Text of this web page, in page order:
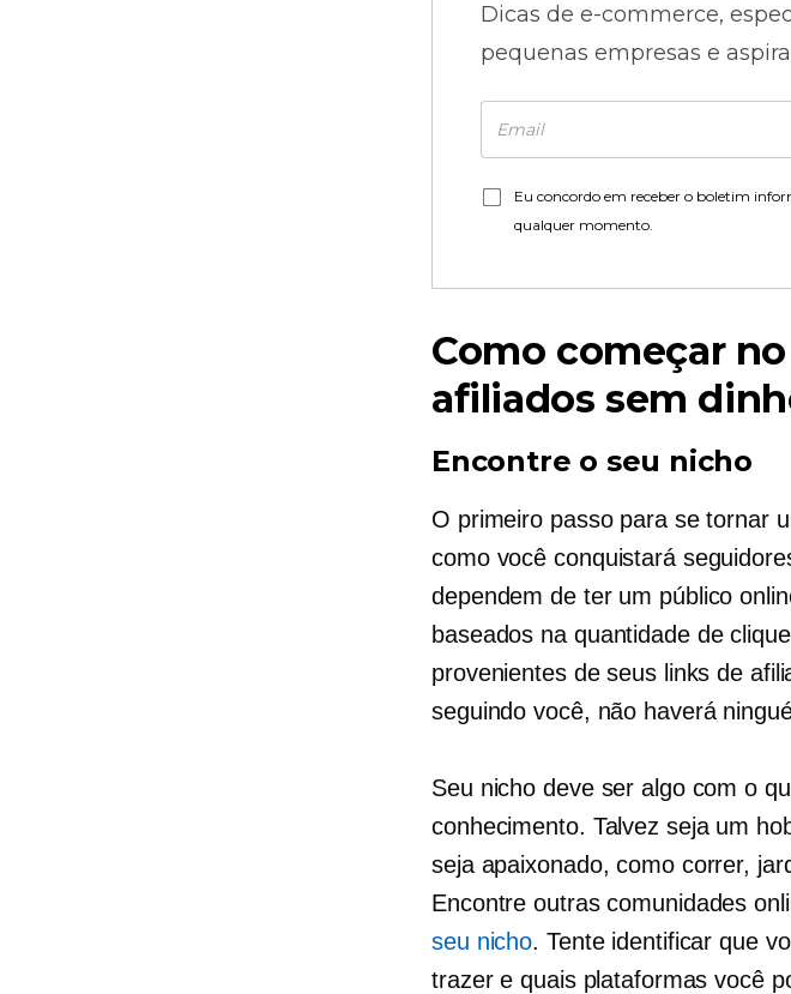
Dicas de e-commerce,
pequenas empresas e
Eu concordo em receber o boletim
qualquer momento.
Como começar
afiliados sem
Encontre o seu nicho
O primeiro passo para se tornar
como você conquistará
dependem de ter um público
baseados na quantidade de
provenientes de seus links de
seguindo você, não haverá
Seu nicho deve ser algo com o
conhecimento. Talvez seja um
seja apaixonado, como correr,
Encontre outras comunidades
seu nicho. Tente identificar que
trazer e quais plataformas você